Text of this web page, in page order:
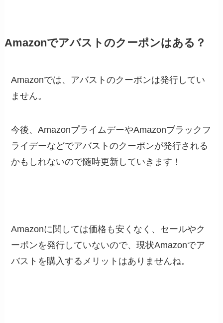
Amazonでアバストのクーポンはある？
Amazonでは、アバストのクーポンは発行してい
ません。
今後、AmazonプライムデーやAmazonブラックフ
ライデーなどでアバストのクーポンが発行される
かもしれないので随時更新していきます！
Amazonに関しては価格も安くなく、セールやク
ーポンを発行していないので、現状Amazonでア
バストを購入するメリットはありませんね。